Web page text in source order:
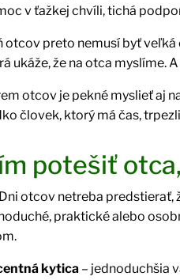
v ťažkej chvíli, tichá
otcov preto nemusí byť
ukáže, že na otca myslíme.
otcov je pekné myslieť aj
človek, ktorý má čas,
potešiť
otcov netreba predstierať,
praktické alebo
kytica – jednoduchšia